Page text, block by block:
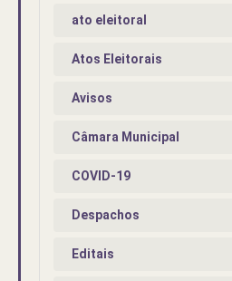
ato eleitoral
Atos Eleitorais
Avisos
Câmara Municipal
COVID-19
Despachos
Editais